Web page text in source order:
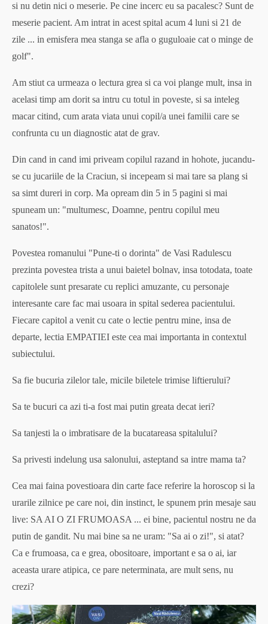
si nu detin nici o meserie. Pe cine incerc eu sa pacalesc? Sunt de
meserie pacient. Am intrat in acest spital acum 4 luni si 21 de
zile ... in emisfera mea stanga se afla o guguloaie cat o minge de
golf".
Am stiut ca urmeaza o lectura grea si ca voi plange mult, insa in
acelasi timp am dorit sa intru cu totul in poveste, si sa inteleg
macar citind, cum arata viata unui copil/a unei familii care se
confrunta cu un diagnostic atat de grav.
Din cand in cand imi priveam copilul razand in hohote, jucandu-
se cu jucariile de la Craciun, si incepeam si mai tare sa plang si
sa simt dureri in corp. Ma opream din 5 in 5 pagini si mai
spuneam un: "multumesc, Doamne, pentru copilul meu
sanatos!".
Povestea romanului "Pune-ti o dorinta" de Vasi Radulescu
prezinta povestea trista a unui baietel bolnav, insa totodata, toate
capitolele sunt presarate cu replici amuzante, cu personaje
interesante care fac mai usoara in spital sederea pacientului.
Fiecare capitol a venit cu cate o lectie pentru mine, insa de
departe, lectia EMPATIEI este cea mai importanta in contextul
subiectului.
Sa fie bucuria zilelor tale, micile biletele trimise liftierului?
Sa te bucuri ca azi ti-a fost mai putin greata decat ieri?
Sa tanjesti la o imbratisare de la bucatareasa spitalului?
Sa privesti indelung usa salonului, asteptand sa intre mama ta?
Cea mai faina povestioara din carte face referire la horoscop si la
urarile zilnice pe care noi, din instinct, le spunem prin mesaje sau
live: SA AI O ZI FRUMOASA ... ei bine, pacientul nostru ne da
putin de gandit. Nu mai bine sa ne uram: "Sa ai o zi!", si atat?
Ca e frumoasa, ca e grea, obositoare, important e sa o ai, iar
aceasta urare atipica, ce pare neterminata, are mult sens, nu
crezi?